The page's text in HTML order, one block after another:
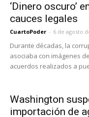
‘Dinero oscuro’
cauces legales
CuartoPoder - 6 de agosto
Durante décadas, la
asociaba con imágenes
acuerdos realizados a
Washington
importación de